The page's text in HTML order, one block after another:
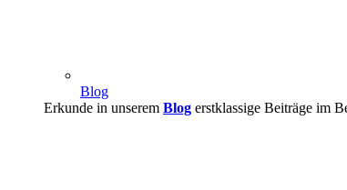
Blog
Erkunde in unserem Blog erstklassige Beiträge im